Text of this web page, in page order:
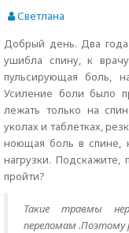
Светлана
Добрый день. Два года
ушибла спину, к
пульсирующая боль,
Усиление боли было
лежать только на
уколах и таблетках,
ноющая боль в спине,
нагрузки. Подскажите,
пройти?
Такие травмы
переломам